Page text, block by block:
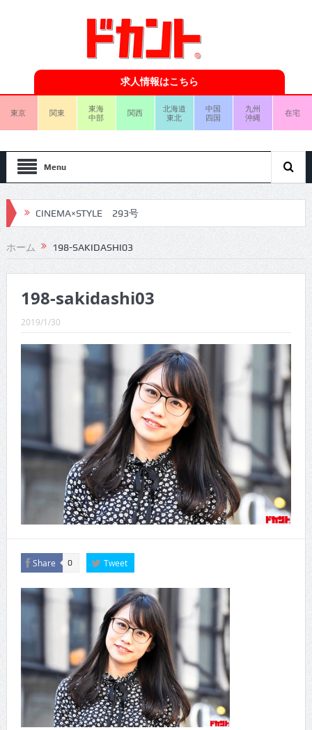
求人情報はこちら
東京 関東
東海
中部
関西
北海道
東北
中国
四国
九州
沖縄
在宅
Menu
CINEMA×STYLE 293号
CINEMA×STYLE 292号
CINEMA×STYLE 291号
CINEMA×STYLE 290号
CINEMA×STYLE 289号
CINEMA×STYLE 288号
CINEMA×STYLE 287号
CINEMA×STYLE 286号
CINEMA×STYLE 285号
CINEMA×STYLE 294号
ホーム 198-SAKIDASHI03
198-sakidashi03
2019/1/30
Share 0 Tweet